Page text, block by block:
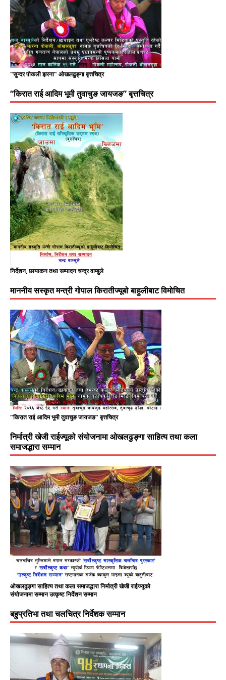
"सुन्दर पोकली झरना" ओखलढुङ्गा बृत्तचित्र
“किरात राई आदिम भूमी तुवाचुङ जायजङ” बृत्तचित्र
निर्देशन, छायाकन तथा सम्पादन चन्द्र वाम्बुले
माननीय सस्कृत मन्त्री गोपाल किरातीज्यूबो बाहुलीबाट विमोचित
"किरात राई आदिम भूमी तुवाचुङ जायजङ" बृत्तचित्र
निर्मात्री खेजी राईज्यूको संयोजनामा ओखलढुङ्गा साहित्य तथा कला
समाजद्धारा सम्मान
ओखलढुङ्गा साहित्य तथा कला समाजद्धारा निर्मात्री खेजी राईज्यूको
संयोजनामा सम्मान उत्कृष्ट निर्देशन सम्मान
बहुप्रतिभा तथा चलचित्र निर्देशक सम्मान